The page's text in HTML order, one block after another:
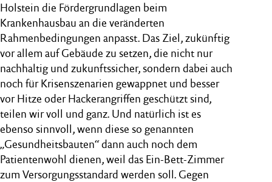
Holstein die Fördergrundlagen beim
Krankenhausbau an die veränderten
Rahmenbedingungen anpasst. Das Ziel, zukünftig
vor allem auf Gebäude zu setzen, die nicht nur
nachhaltig und zukunftssicher, sondern dabei auch
noch für Krisenszenarien gewappnet und besser
vor Hitze oder Hackerangriffen geschützt sind,
teilen wir voll und ganz. Und natürlich ist es
ebenso sinnvoll, wenn diese so genannten
„Gesundheitsbauten“ dann auch noch dem
Patientenwohl dienen, weil das Ein-Bett-Zimmer
zum Versorgungsstandard werden soll. Gegen